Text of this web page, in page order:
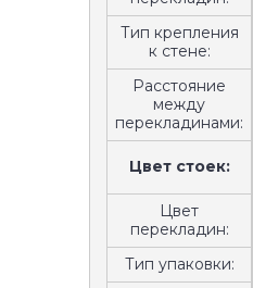
Тип крепления
к стене:
Расстояние
между
перекладинами:
Цвет стоек:
Цвет
перекладин:
Тип упаковки: